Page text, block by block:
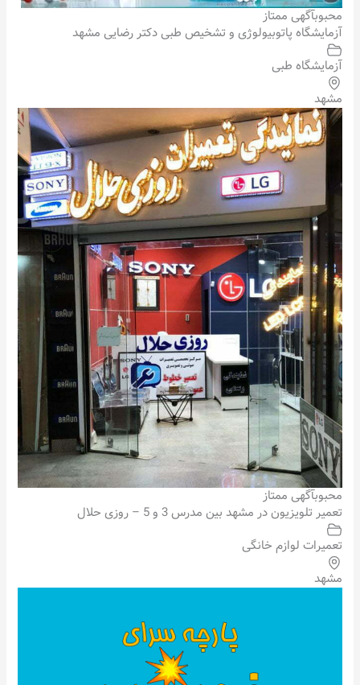
محبوبآگهی ممتاز
آزمایشگاه پاتوبیولوژی و تشخیص طبی دکتر رضایی مشهد
آزمایشگاه طبی
مشهد
محبوبآگهی ممتاز
تعمیر تلویزیون در مشهد بین مدرس 3 و 5 – روزی حلال
تعمیرات لوازم خانگی
مشهد